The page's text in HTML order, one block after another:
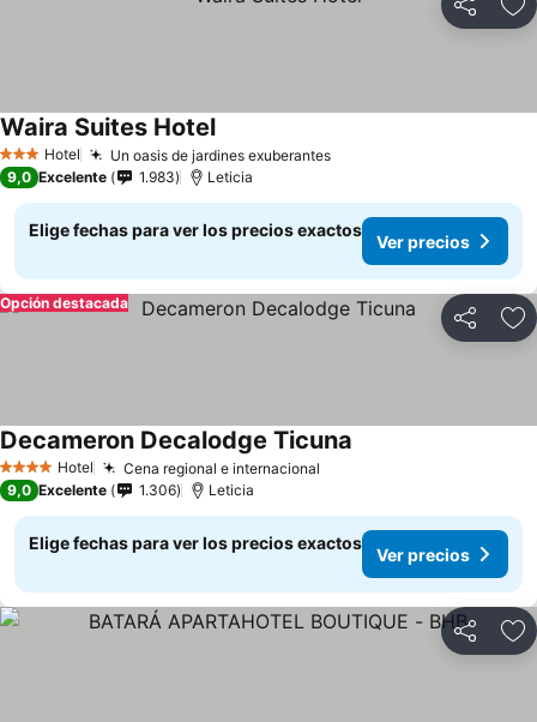
Compartir
3 Estrellas
Hotel Un oasis de jardines exuberantes
Waira Suites Hotel
9,0 Excelente 1.983 Leticia
Elige fechas para ver los precios exactos
Ver precios
Compartir
Opción destacada
4 EstrellasHotel Cena regional e internacional
Decameron Decalodge Ticuna
9,0 Excelente 1.306 Leticia
Elige fechas para ver los precios exactos
Ver precios
Compartir